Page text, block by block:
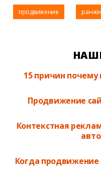
продвижение
15 причин
Продвижение
Контекстная
Когда продвижение